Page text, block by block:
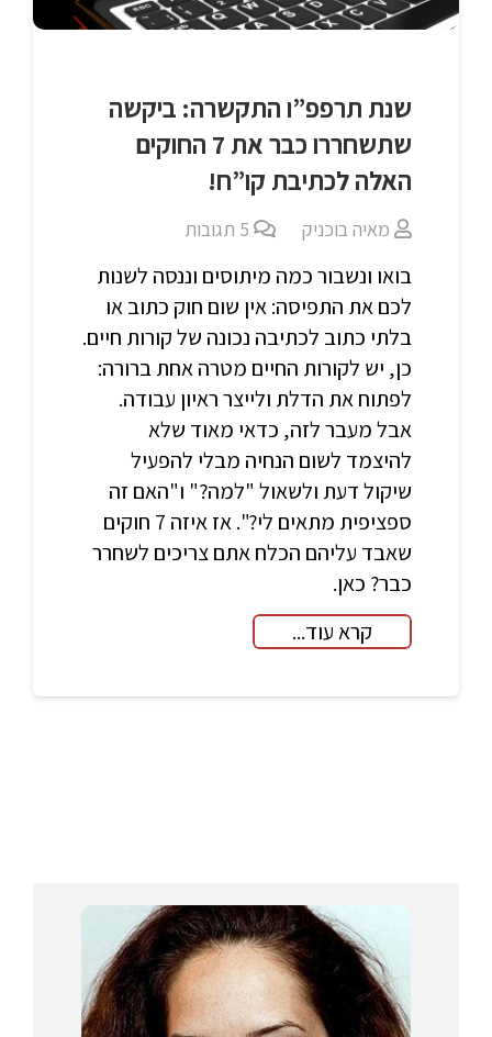
שנת תרפפ”ו התקשרה: ביקשה
שתשחררו כבר את 7 החוקים
האלה לכתיבת קו”ח!
מאיה בוכניק 5 תגובות
בואו ונשבור כמה מיתוסים וננסה לשנות
לכם את התפיסה: אין שום חוק כתוב או
בלתי כתוב לכתיבה נכונה של קורות חיים.
כן, יש לקורות החיים מטרה אחת ברורה:
לפתוח את הדלת ולייצר ראיון עבודה.
אבל מעבר לזה, כדאי מאוד שלא
להיצמד לשום הנחיה מבלי להפעיל
שיקול דעת ולשאול "למה?" ו"האם זה
ספציפית מתאים לי?". אז איזה 7 חוקים
שאבד עליהם הכלח אתם צריכים לשחרר
כבר? כאן.
קרא עוד...